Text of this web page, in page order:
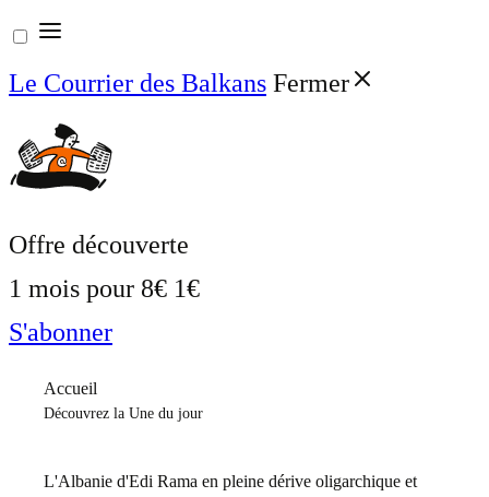
Aller
au
contenu
Le Courrier des Balkans Fermer
Offre découverte
1 mois pour 8€ 1€
S'abonner
Accueil
Découvrez la Une du jour
L'Albanie d'Edi Rama en pleine dérive oligarchique et